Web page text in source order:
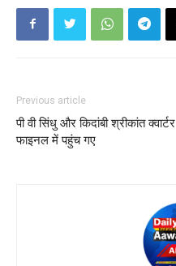
Previous article
पी वी सिंधु और किदांबी श्रीकांत क्‍वार्टर
फाइनल में पहुंच गए